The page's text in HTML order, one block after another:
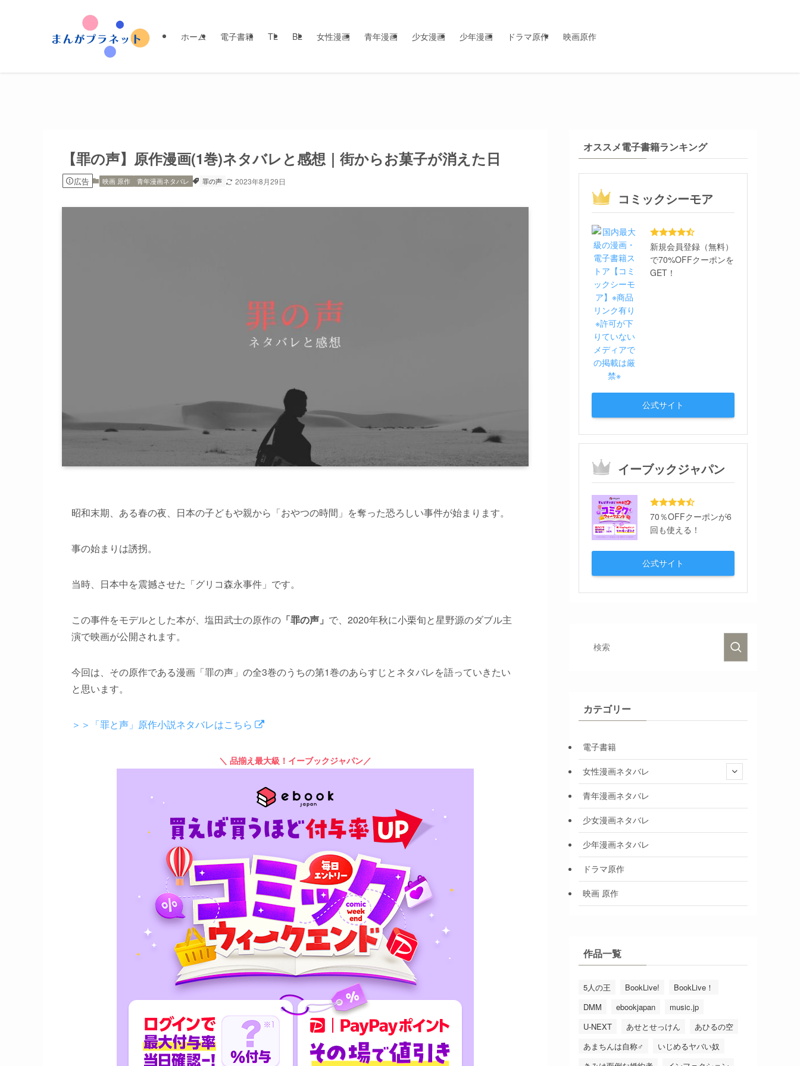
ホーム 電子書籍 TL BL 女性漫画 青年漫画 少女漫画 少年漫画 ドラマ原作 映画原作
【罪の声】原作漫画(1巻)ネタバレと感想｜街からお菓子が消えた日
広告 映画 原作 青年漫画ネタバレ 罪の声 2023年8月29日
昭和末期、ある春の夜、日本の子どもや親から「おやつの時間」を奪った恐ろしい事件が始まります。
事の始まりは誘拐。
当時、日本中を震撼させた「グリコ森永事件」です。
この事件をモデルとした本が、塩田武士の原作の 「罪の声」 で、 2020年秋に小栗旬と星野源のダブル主
演で映画が公開されます。
今回は、その原作である漫画「罪の声」の全3巻のうちの第1巻のあらすじとネタバレを語っていきたい
と思います。
＞＞「罪と声」原作小説ネタバレはこちら
＼ 品揃え最大級！イーブックジャパン／
オススメ電子書籍ランキング
コミックシーモア
新規会員登録（無料）
で70%OFFクーポンを
GET！
公式サイト
イーブックジャパン
70％OFFクーポンが6
回も使える！
公式サイト
カテゴリー
電子書籍
女性漫画ネタバレ
青年漫画ネタバレ
少女漫画ネタバレ
少年漫画ネタバレ
ドラマ原作
映画 原作
作品一覧
5人の王 BookLive!
BookLive！
DMM
ebookjapan
music.jp
U-NEXT
あせとせっけん
あひるの空
あまちんは自称♂
いじめるヤバい奴